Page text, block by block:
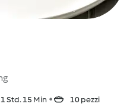
Std. 15 Min 10 pezzi